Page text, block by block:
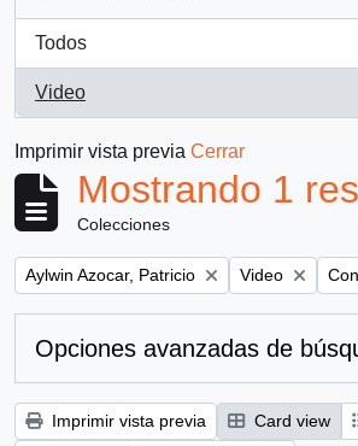
Todos
Video
, 1 resultados
Imprimir vista previa Cerrar
Mostrando 1
Colecciones
Remove filter:
Aylwin Azocar, Patricio Remove filter:
Video
Opciones avanzadas de
Imprimir vista previa Card view